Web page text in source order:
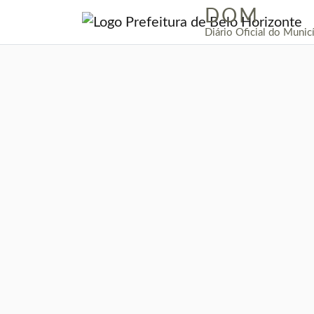
| DOM
Diário Oficial do